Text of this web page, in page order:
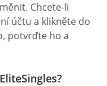
Chcete-li
účtu a klikněte do
potvrďte ho a